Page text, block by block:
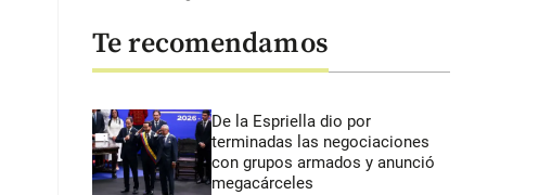
Te recomendamos
De la Espriella dio por
terminadas las negociaciones
con grupos armados y anunció
megacárceles